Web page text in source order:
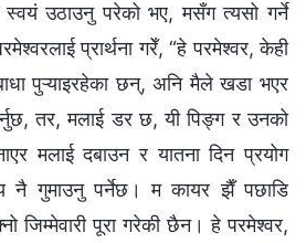
स्वयं उठाउनु परेको भए, मसँग त्यसो गर्ने
प्रार्थना गरेँ, “हे परमेश्‍वर, केही
पुऱ्याइरहेका छन्, अनि मैले खडा भएर
तर, मलाई डर छ, यी पिङ्ग र उनको
मलाई दबाउन र यातना दिन प्रयोग
नै गुमाउनु पर्नेछ। म कायर झैँ पछाडि
जिम्मेवारी पूरा गरेकी छैन। हे परमेश्‍वर,